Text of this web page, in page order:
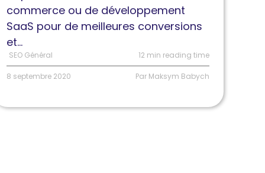
commerce ou de développement
SaaS pour de meilleures conversions
et...
SEO Général 12 min reading time
8 septembre 2020 Par Maksym Babych